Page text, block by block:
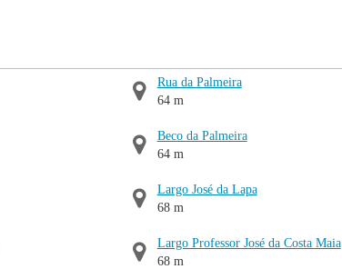
Rua da Palmeira
64 m
Beco da Palmeira
64 m
Largo José da Lapa
68 m
Largo Professor José da Costa Maia
68 m